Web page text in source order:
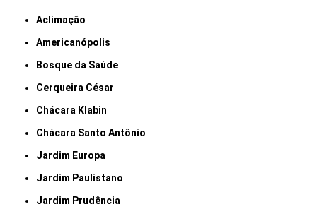
Aclimação
Americanópolis
Bosque da Saúde
Cerqueira César
Chácara Klabin
Chácara Santo Antônio
Jardim Europa
Jardim Paulistano
Jardim Prudência